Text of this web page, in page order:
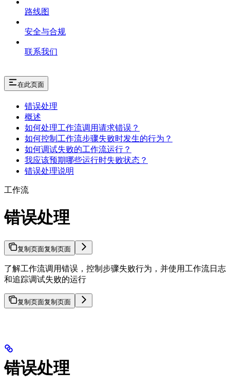
路线图
安全与合规
联系我们
在此页面
错误处理
概述
如何处理工作流调用请求错误？
如何控制工作流步骤失败时发生的行为？
如何调试失败的工作流运行？
我应该预期哪些运行时失败状态？
错误处理说明
工作流
错误处理
复制页面复制页面
了解工作流调用错误，控制步骤失败行为，并使用工作流日志
和追踪调试失败的运行
复制页面复制页面
错误处理